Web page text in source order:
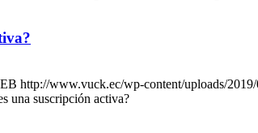
http://www.vuck.ec/wp-content/uploads/
una suscripción activa?